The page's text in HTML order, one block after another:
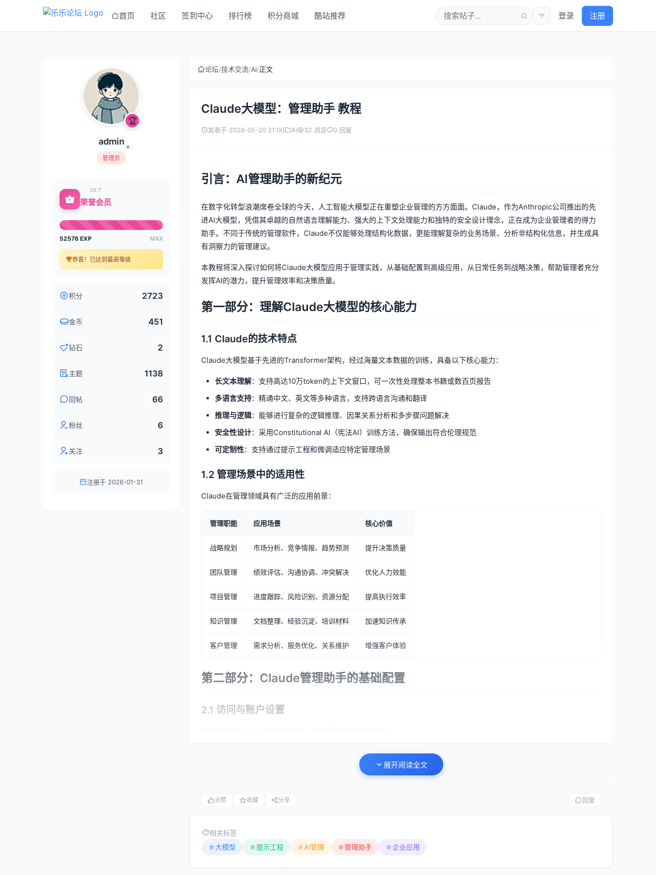
首页 社区 签到中心 排行榜 积分商城 酷站推荐 登录 注册
🏆
admin
管理员
LV.7
荣誉会员
52576 EXP MAX
恭喜！已达到最高等级
积分 2723
金币 451
钻石 2
主题 1138
回帖 66
粉丝 6
关注 3
注册于 2026-01-31
论坛/技术交流/Ai/正文
Claude大模型：管理助手 教程
发表于 2026-05-20 21:00 Ai 32 浏览 0 回复
引言：AI管理助手的新纪元
在数字化转型浪潮席卷全球的今天，人工智能大模型正在重塑企业管理的方方面面。Claude，作为Anthropic公司推出的先
进AI大模型，凭借其卓越的自然语言理解能力、强大的上下文处理能力和独特的安全设计理念，正在成为企业管理者的得力
助手。不同于传统的管理软件，Claude不仅能够处理结构化数据，更能理解复杂的业务场景、分析非结构化信息，并生成具
有洞察力的管理建议。
本教程将深入探讨如何将Claude大模型应用于管理实践，从基础配置到高级应用，从日常任务到战略决策，帮助管理者充分
发挥AI的潜力，提升管理效率和决策质量。
第一部分：理解Claude大模型的核心能力
1.1 Claude的技术特点
Claude大模型基于先进的Transformer架构，经过海量文本数据的训练，具备以下核心能力：
长文本理解：支持高达10万token的上下文窗口，可一次性处理整本书籍或数百页报告
多语言支持：精通中文、英文等多种语言，支持跨语言沟通和翻译
推理与逻辑：能够进行复杂的逻辑推理、因果关系分析和多步骤问题解决
安全性设计：采用Constitutional AI（宪法AI）训练方法，确保输出符合伦理规范
可定制性：支持通过提示工程和微调适应特定管理场景
1.2 管理场景中的适用性
Claude在管理领域具有广泛的应用前景：
管理职能 应用场景 核心价值
战略规划 市场分析、竞争情报、趋势预测 提升决策质量
团队管理 绩效评估、沟通协调、冲突解决 优化人力效能
项目管理 进度跟踪、风险识别、资源分配 提高执行效率
知识管理 文档整理、经验沉淀、培训材料 加速知识传承
客户管理 需求分析、服务优化、关系维护 增强客户体验
第二部分：Claude管理助手的基础配置
2.1 访问与账户设置
：访问Anthropic官网或通过合作平台（如Slack、API）注册
：根据团队规模和使用频率选择免费版或专业版
集成现有工具 ：通过API将Claude与项目管理、CRM等系统连接
2.2 提示工程基础
有效的提示（Prompt）是发挥Claude能力的关键。以下是管理场景中的提示设计原则：
展开阅读全文
点赞 收藏 分享 回复
相关标签
大模型
提示工程 AI管理 管理助手 企业应用